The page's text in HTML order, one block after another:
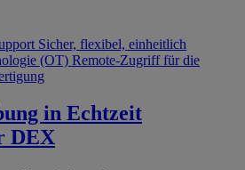
Sicher, flexibel, einheitlich
(OT) Remote-Zugriff für die
in Echtzeit
DEX